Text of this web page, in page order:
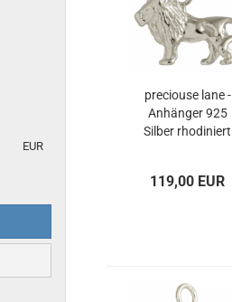
preciouse lane -
Anhänger 925
Silber rhodiniert
119,00 EUR
EUR